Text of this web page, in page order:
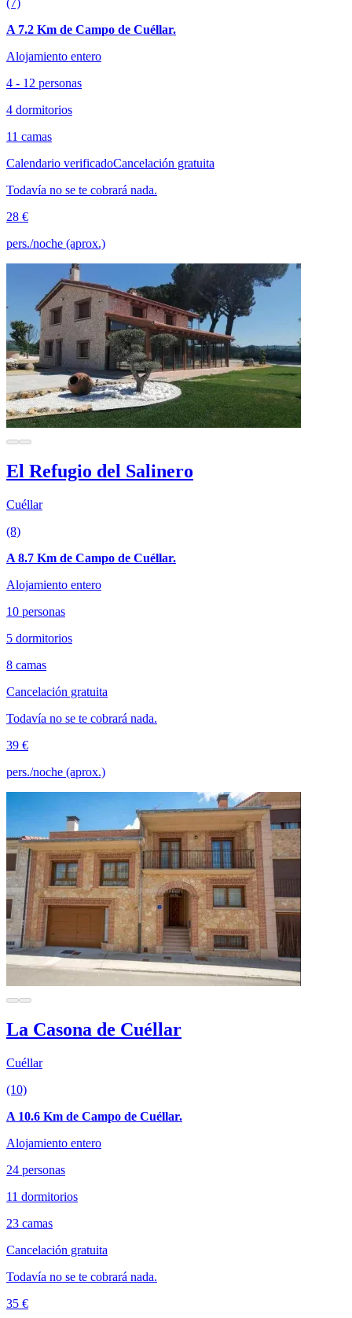
(7)
A 7.2 Km de Campo de Cuéllar.
Alojamiento entero
4 - 12 personas
4 dormitorios
11 camas
Calendario verificadoCancelación gratuita
Todavía no se te cobrará nada.
28 €
pers./noche (aprox.)
El Refugio del Salinero
Cuéllar
(8)
A 8.7 Km de Campo de Cuéllar.
Alojamiento entero
10 personas
5 dormitorios
8 camas
Cancelación gratuita
Todavía no se te cobrará nada.
39 €
pers./noche (aprox.)
La Casona de Cuéllar
Cuéllar
(10)
A 10.6 Km de Campo de Cuéllar.
Alojamiento entero
24 personas
11 dormitorios
23 camas
Cancelación gratuita
Todavía no se te cobrará nada.
35 €